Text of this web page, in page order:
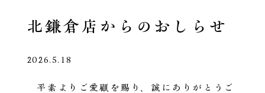
​北鎌倉店からのおしらせ
2026.5.18
平素よりご愛顧を賜り、誠にありがとうご